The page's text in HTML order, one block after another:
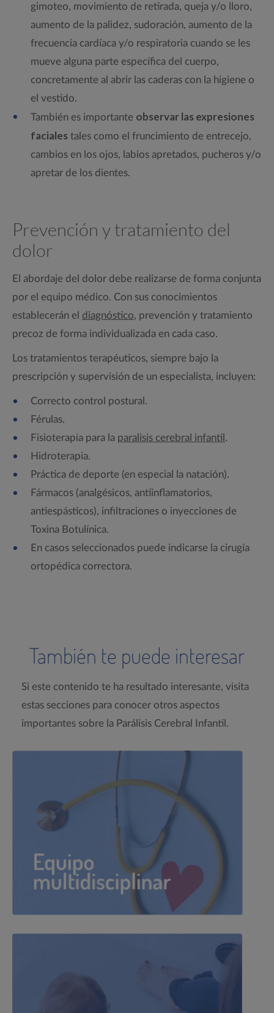
gimoteo, movimiento de retirada, queja y/o lloro,
aumento de la palidez, sudoración, aumento de la
frecuencia cardíaca y/o respiratoria cuando se les
mueve alguna parte específica del cuerpo,
concretamente al abrir las caderas con la higiene o
el vestido.
También es importante observar las expresiones
faciales tales como el fruncimiento de entrecejo,
cambios en los ojos, labios apretados, pucheros y/o
apretar de los dientes.
Prevención y tratamiento del
dolor
El abordaje del dolor debe realizarse de forma conjunta
por el equipo médico. Con sus conocimientos
establecerán el diagnóstico, prevención y tratamiento
precoz de forma individualizada en cada caso.
Los tratamientos terapéuticos, siempre bajo la
prescripción y supervisión de un especialista, incluyen:
Correcto control postural.
Férulas.
Fisioterapia para la paralisis cerebral infantil .
Hidroterapia.
Práctica de deporte (en especial la natación).
Fármacos (analgésicos, antiinflamatorios,
antiespásticos), infiltraciones o inyecciones de
Toxina Botulínica.
En casos seleccionados puede indicarse la cirugía
ortopédica correctora.
También te puede interesar
Si este contenido te ha resultado interesante, visita
estas secciones para conocer otros aspectos
importantes sobre la Parálisis Cerebral Infantil.